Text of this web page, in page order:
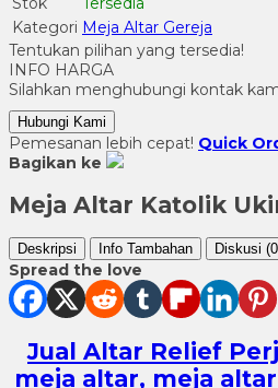
Kategori Meja Altar Gereja
Tentukan pilihan yang tersedia!
INFO HARGA
Silahkan menghubungi kontak
Hubungi Kami
Pemesanan lebih cepat! Quick
Bagikan ke
Meja Altar Katolik
Deskripsi Info Tambahan Diskusi
Spread the love
Jual Altar Relief
meja altar, meja